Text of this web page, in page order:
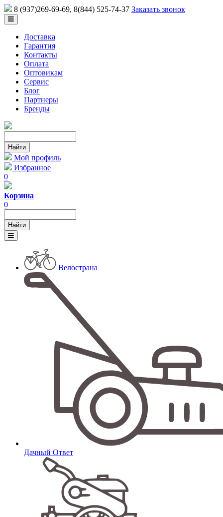
8 (937)269-69-69, 8(844) 525-74-37 Заказать звонок
Доставка
Гарантия
Контакты
Оплата
Оптовикам
Сервис
Блог
Партнеры
Бренды
Мой профиль
Избранное
0
Корзина
0
Велострана
Дачный Ответ